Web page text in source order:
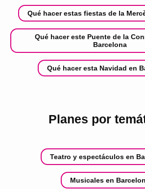
Qué hacer estas fiestas de la
Qué hacer este Puente de la
Barcelona
Qué hacer esta Navidad en
Planes por
Teatro y espectáculos en
Musicales en